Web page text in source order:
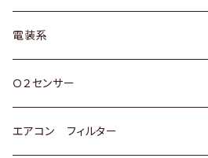
日野
三菱
スバル
マツダ
三菱
スバル
日産
ダイハツ
マツダ
スズキ
ダイハツ
三菱
トヨタ
ホンダ
スズキ
電装系
Ｏ２センサー
トヨタ
エアコン フィルター